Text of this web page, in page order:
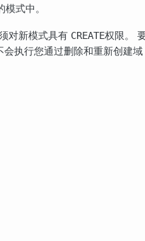
式中。
对新模式具有 CREATE权限。
执行您通过删除和重新创建